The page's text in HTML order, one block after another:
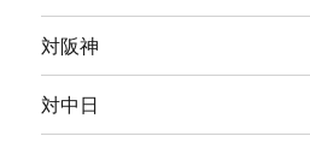
対阪神
対中日